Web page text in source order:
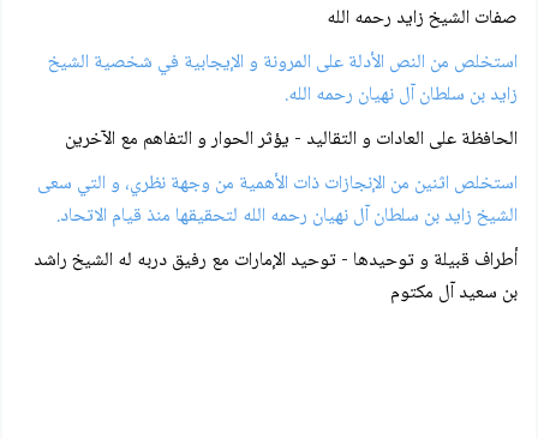
صفات الشيخ زايد رحمه الله
استخلص من النص الأدلة على المرونة و الإيجابية في شخصية الشيخ
زايد بن سلطان آل نهيان رحمه الله.
الحافظة على العادات و التقاليد - يؤثر الحوار و التفاهم مع الآخرين
استخلص اثنين من الإنجازات ذات الأهمية من وجهة نظري، و التي سعى
الشيخ زايد بن سلطان آل نهيان رحمه الله لتحقيقها منذ قيام الاتحاد.
أطراف قبيلة و توحيدها - توحيد الإمارات مع رفيق دربه له الشيخ راشد
بن سعيد آل مكتوم